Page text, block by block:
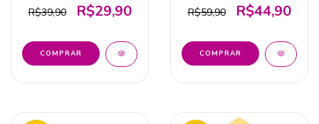
R$39,90
R$29,90
R$59,90
R$44,90